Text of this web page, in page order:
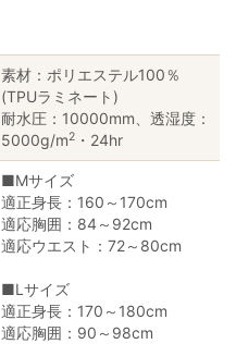
素材：ポリエステル100％
(TPUラミネート)
耐水圧：10000mm、透湿度：
5000g/m2 ・24hr
■Mサイズ
適正身長：160～170cm
適応胸囲：84～92cm
適応ウエスト：72～80cm
■Lサイズ
適正身長：170～180cm
適応胸囲：90～98cm